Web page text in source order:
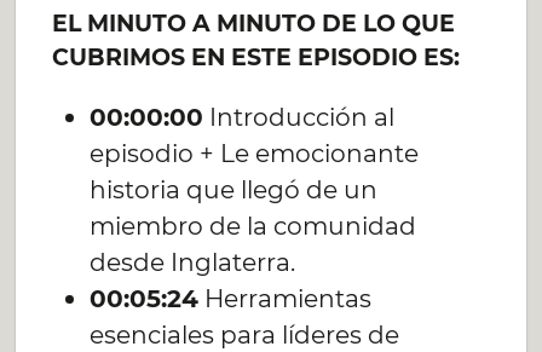
EL MINUTO A MINUTO DE LO QUE
CUBRIMOS EN ESTE EPISODIO ES:
00:00:00 Introducción al
episodio + Le emocionante
historia que llegó de un
miembro de la comunidad
desde Inglaterra.
00:05:24Herramientas
esenciales para líderes de